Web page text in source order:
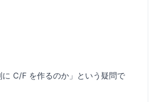
C/F を作るのか」という疑問で